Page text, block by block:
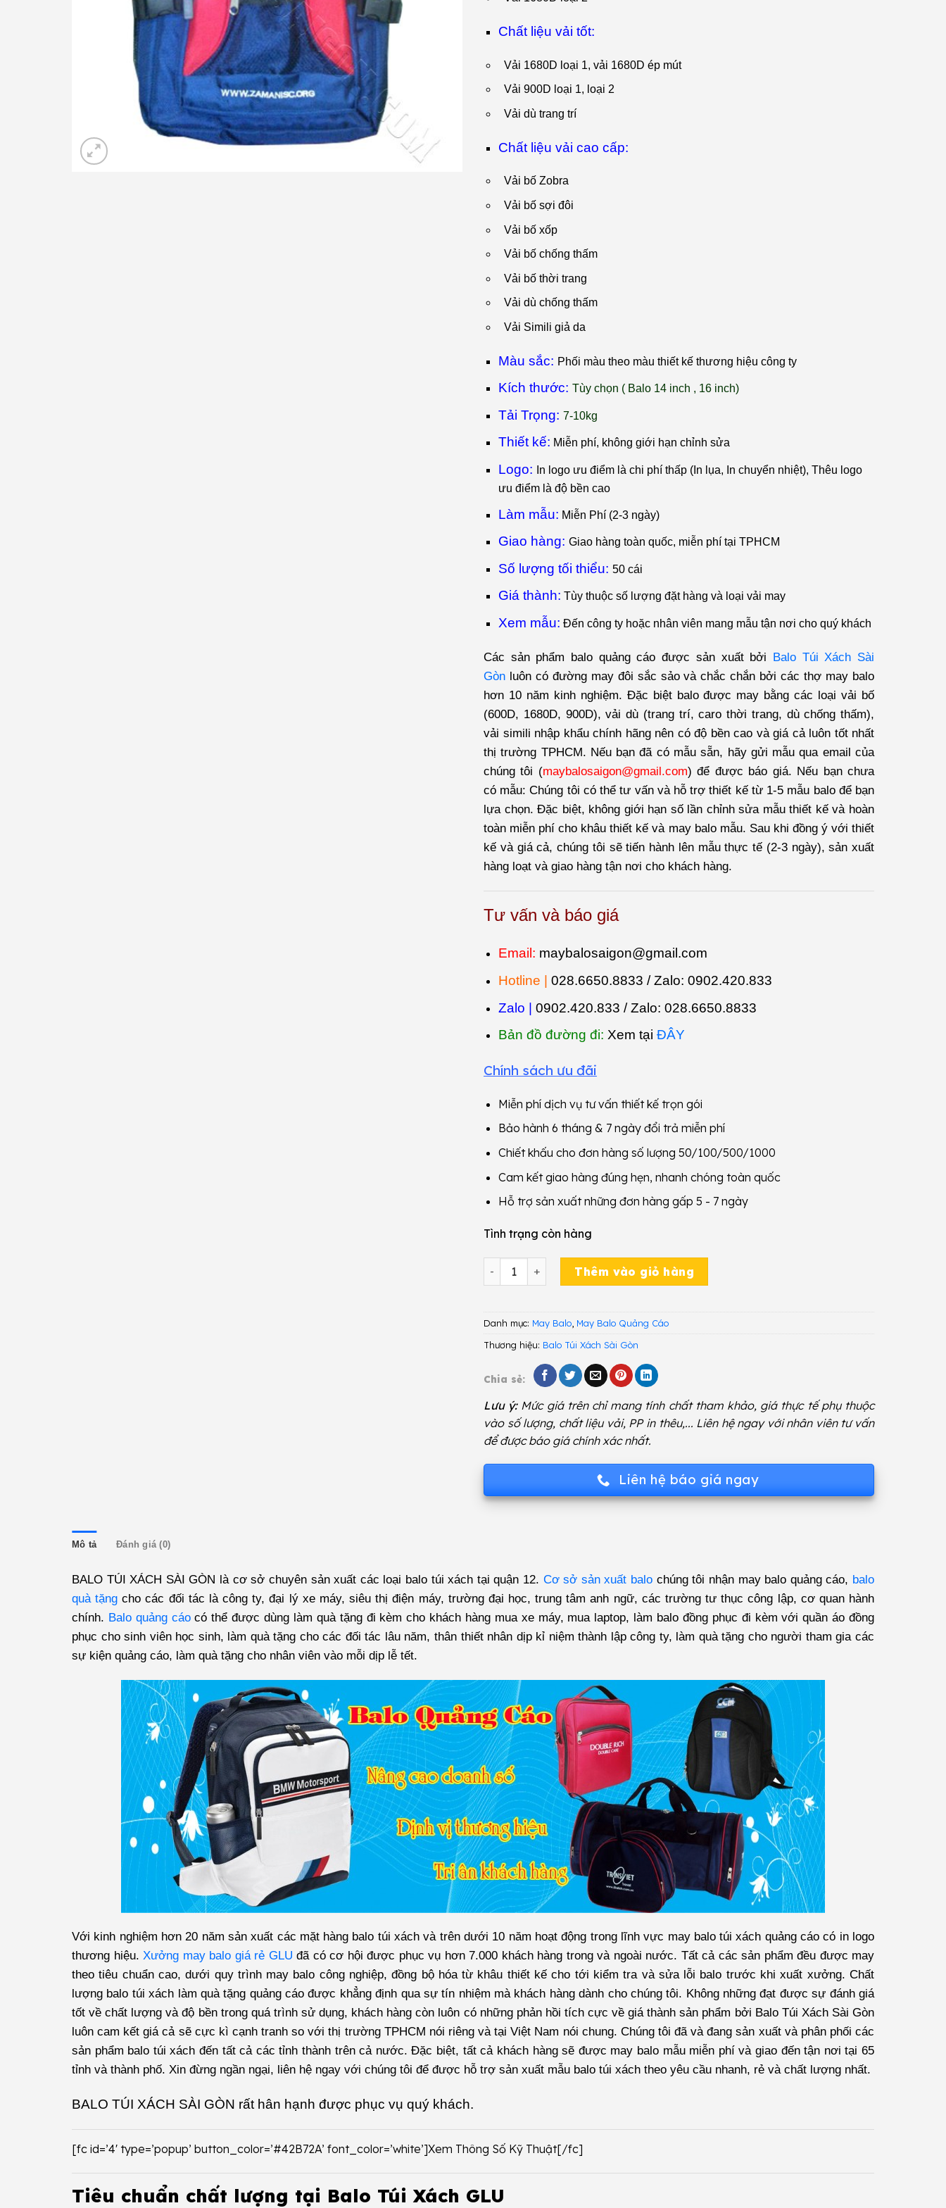
Chất liệu vải tốt:
Vải 1680D loại 1, vải 1680D ép mút
Vải 900D loại 1, loại 2
Vải dù trang trí
Chất liệu vải cao cấp:
Vải bố Zobra
Vải bố sợi đôi
Vải bố xốp
Vải bố chống thấm
Vải bố thời trang
Vải dù chống thấm
Vải Simili giả da
Màu sắc: Phối màu theo màu thiết kế thương hiệu công ty
Kích thước: Tùy chọn ( Balo 14 inch , 16 inch)
Tải Trọng: 7-10kg
Thiết kế: Miễn phí, không giới hạn chỉnh sửa
Logo:
n logo ưu điểm là chi phí thấp (In lụa, In chuyển nhiệt), Thêu logo
ưu điểm là độ bền cao
Làm mẫu: Miễn Phí (2-3 ngày)
Giao hàng: Giao hàng toàn quốc, miễn phí tại TPHCM
Số lượng tối thiểu: 50 cái
Giá thành: Tùy thuộc số lượng đặt hàng và loại vải may
Xem mẫu: Đến công ty hoặc nhân viên mang mẫu tận nơi cho quý khách
Các sản phẩm balo quảng cáo được sản xuất bởi Balo Túi Xách Sài
Gòn luôn có đường may đôi sắc sảo và chắc chắn bởi các thợ may balo
hơn 10 năm kinh nghiệm. Đặc biệt balo được may bằng các loại vải bố
(600D, 1680D, 900D), vải dù (trang trí, caro thời trang, dù chống thấm),
vải simili nhập khẩu chính hãng nên có độ bền cao và giá cả luôn tốt nhất
thị trường TPHCM. Nếu bạn đã có mẫu sẵn, hãy gửi mẫu qua email của
chúng tôi (maybalosaigon@gmail.com) để được báo giá. Nếu bạn chưa
có mẫu: Chúng tôi có thể tư vấn và hỗ trợ thiết kế từ 1-5 mẫu balo để bạn
lựa chọn. Đặc biệt, không giới hạn số lần chỉnh sửa mẫu thiết kế và hoàn
toàn miễn phí cho khâu thiết kế và may balo mẫu. Sau khi đồng ý với thiết
kế và giá cả, chúng tôi sẽ tiến hành lên mẫu thực tế (2-3 ngày), sản xuất
hàng loạt và giao hàng tận nơi cho khách hàng.
Tư vấn và báo giá
Email: maybalosaigon@gmail.com
Hotline |
028.6650.8833 / Zalo: 0902.420.833
Zalo | 0902.420.833 / Zalo: 028.6650.8833
Bản đồ đường đi: Xem tại ĐÂY
Chính sách ưu đãi
Miễn phí dịch vụ tư vấn thiết kế trọn gói
Bảo hành 6 tháng & 7 ngày đổi trả miễn phí
Chiết khấu cho đơn hàng số lượng 50/100/500/1000
Cam kết giao hàng đúng hẹn, nhanh chóng toàn quốc
Hỗ trợ sản xuất những đơn hàng gấp 5 - 7 ngày
Tình trạng còn hàng
Balo Quảng Cáo GYY 381 số lượng
Thêm vào giỏ hàng
Danh mục: May Balo May Balo Quảng Cáo
Thương hiệu: Balo Túi Xách Sài Gòn
Chia sẻ:
Lưu ý:Mức giá trên chỉ mang tính chất tham khảo, giá thực tế phụ thuộc
vào số lượng, chất liệu vải, PP in thêu,... Liên hệ ngay với nhân viên tư vấn
để được báo giá chính xác nhất.
Liên hệ báo giá ngay
Mô tả Đánh giá (0)
BALO TÚI XÁCH SÀI GÒN là cơ sở chuyên sản xuất các loại balo túi xách tại quận 12. Cơ sở sản xuất balo chúng tôi nhận may balo quảng cáo, balo
quà tặng cho các đối tác là công ty, đại lý xe máy, siêu thị điện máy, trường đại học, trung tâm anh ngữ, các trường tư thục công lập, cơ quan hành
chính. Balo quảng cáocó thể được dùng làm quà tặng đi kèm cho khách hàng mua xe máy, mua laptop, làm balo đồng phục đi kèm với quần áo đồng
phục cho sinh viên học sinh, làm quà tặng cho các đối tác lâu năm, thân thiết nhân dịp kỉ niệm thành lập công ty, làm quà tặng cho người tham gia các
sự kiện quảng cáo, làm quà tặng cho nhân viên vào mỗi dịp lễ tết.
Với kinh nghiệm hơn 20 năm sản xuất các mặt hàng balo túi xách và trên dưới 10 năm hoạt động trong lĩnh vực may balo túi xách quảng cáo có in logo
thương hiệu. Xưởng may balo giá rẻ GLU đã có cơ hội được phục vụ hơn 7.000 khách hàng trong và ngoài nước. Tất cả các sản phẩm đều được may
theo tiêu chuẩn cao, dưới quy trình may balo công nghiệp, đồng bộ hóa từ khâu thiết kế cho tới kiểm tra và sửa lỗi balo trước khi xuất xưởng. Chất
lượng balo túi xách làm quà tặng quảng cáo được khẳng định qua sự tín nhiệm mà khách hàng dành cho chúng tôi. Không những đạt được sự đánh giá
tốt về chất lượng và độ bền trong quá trình sử dụng, khách hàng còn luôn có những phản hồi tích cực về giá thành sản phẩm bởi Balo Túi Xách Sài Gòn
luôn cam kết giá cả sẽ cực kì cạnh tranh so với thị trường TPHCM nói riêng và tại Việt Nam nói chung. Chúng tôi đã và đang sản xuất và phân phối các
sản phẩm balo túi xách đến tất cả các tỉnh thành trên cả nước. Đặc biệt, tất cả khách hàng sẽ được may balo mẫu miễn phí và giao đến tận nơi tại 65
tỉnh và thành phố. Xin đừng ngần ngại, liên hệ ngay với chúng tôi để được hỗ trợ sản xuất mẫu balo túi xách theo yêu cầu nhanh, rẻ và chất lượng nhất.
BALO TÚI XÁCH SÀI GÒN rất hân hạnh được phục vụ quý khách.
[fc id=’4′ type=’popup’ button_color=’#42B72A’ font_color=’white’]Xem Thông Số Kỹ Thuật[/fc]
Tiêu chuẩn chất lượng tại Balo Túi Xách GLU